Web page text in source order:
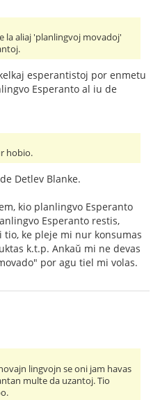
la aliaj 'planlingvoj movadoj'
esperantistoj por enmetu
Esperanto al iu de
hobio.
Detlev Blanke.
kio planlingvo Esperanto
Esperanto restis,
tio, ke pleje mi nur konsumas
k.t.p. Ankaŭ mi ne devas
por agu tiel mi volas.
lingvojn se oni jam havas
multe da uzantoj. Tio